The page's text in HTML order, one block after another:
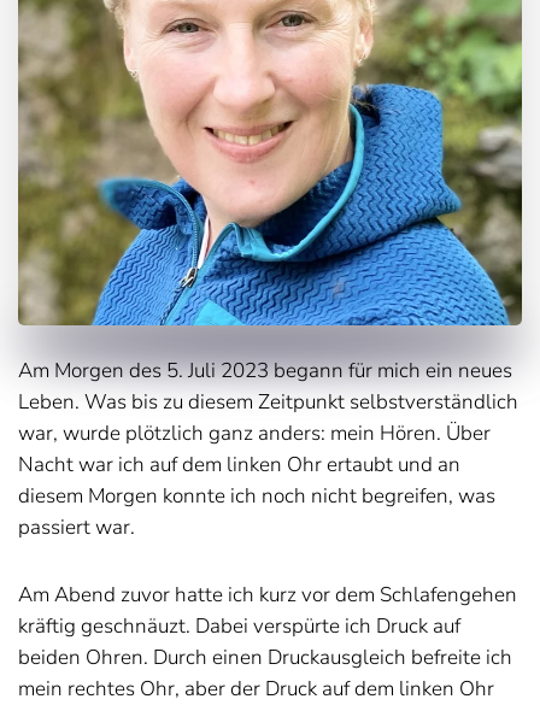
Am Morgen des 5. Juli 2023 begann für mich ein neues
Leben. Was bis zu diesem Zeitpunkt selbstverständlich
war, wurde plötzlich ganz anders: mein Hören. Über
Nacht war ich auf dem linken Ohr ertaubt und an
diesem Morgen konnte ich noch nicht begreifen, was
passiert war.
Am Abend zuvor hatte ich kurz vor dem Schlafengehen
kräftig geschnäuzt. Dabei verspürte ich Druck auf
beiden Ohren. Durch einen Druckausgleich befreite ich
mein rechtes Ohr, aber der Druck auf dem linken Ohr